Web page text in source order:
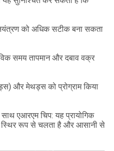
को अधिक सटीक बना सकता
समय तापमान और दबाव वक्र
और मेथड्स को प्रोग्राम किया
एआरएम चिप: यह प्रायोगिक
स्थिर रूप से चलता है और आसानी से